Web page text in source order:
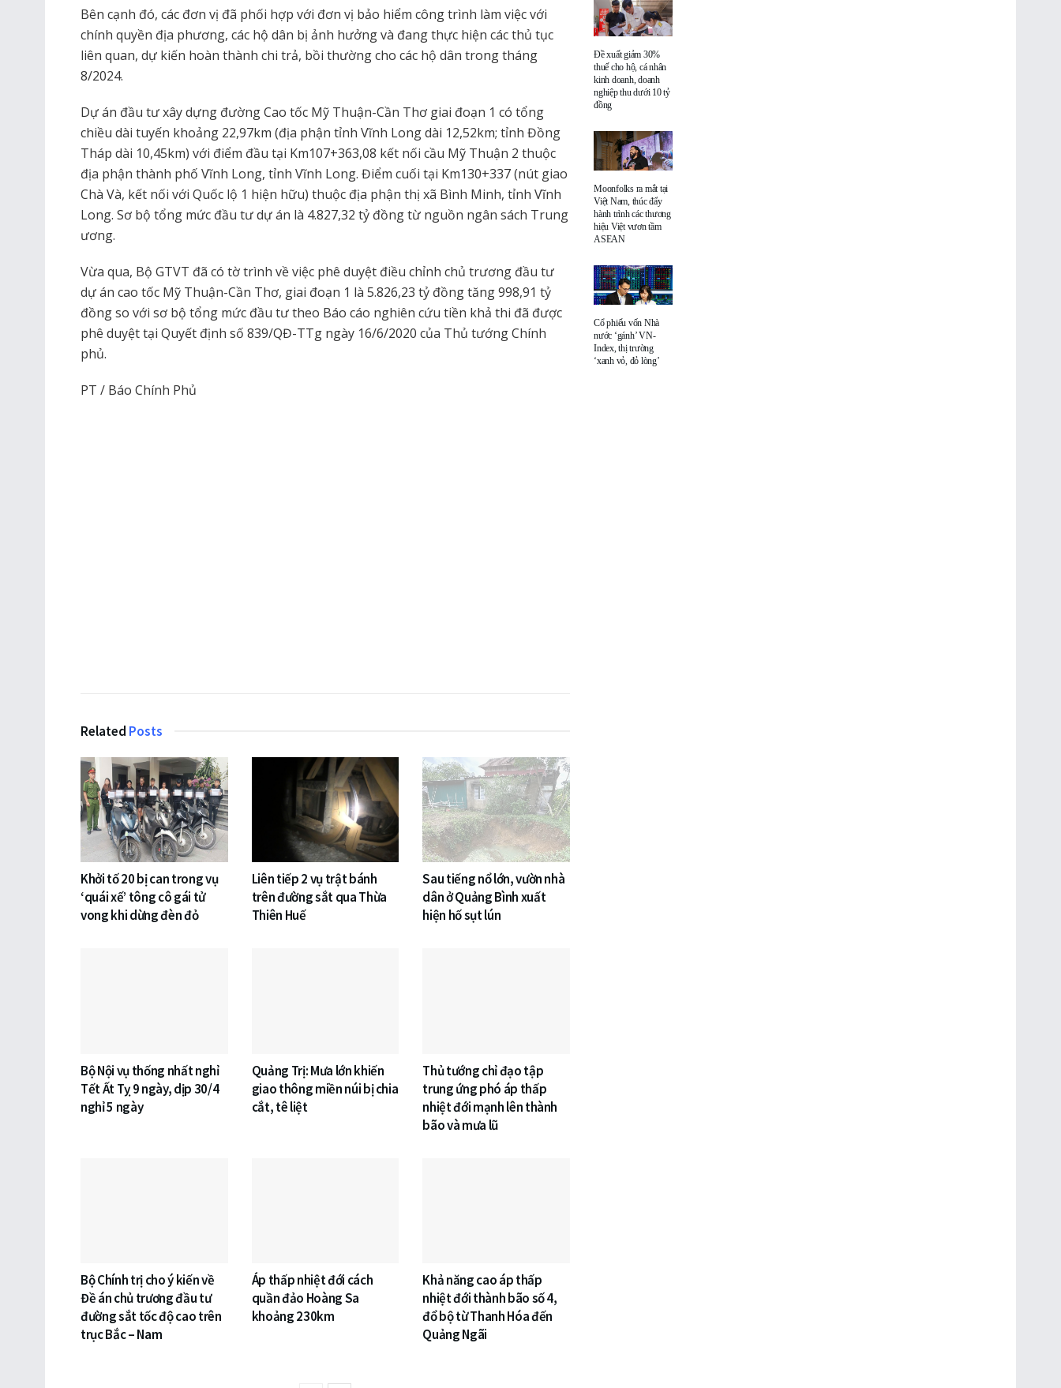
Bên cạnh đó, các đơn vị đã phối hợp với đơn vị bảo hiểm công trình làm việc với
chính quyền địa phương, các hộ dân bị ảnh hưởng và đang thực hiện các thủ tục
liên quan, dự kiến hoàn thành chi trả, bồi thường cho các hộ dân trong tháng
8/2024.
Dự án đầu tư xây dựng đường Cao tốc Mỹ Thuận-Cần Thơ giai đoạn 1 có tổng
chiều dài tuyến khoảng 22,97km (địa phận tỉnh Vĩnh Long dài 12,52km; tỉnh Đồng
Tháp dài 10,45km) với điểm đầu tại Km107+363,08 kết nối cầu Mỹ Thuận 2 thuộc
địa phận thành phố Vĩnh Long, tỉnh Vĩnh Long. Điểm cuối tại Km130+337 (nút giao
Chà Và, kết nối với Quốc lộ 1 hiện hữu) thuộc địa phận thị xã Bình Minh, tỉnh Vĩnh
Long. Sơ bộ tổng mức đầu tư dự án là 4.827,32 tỷ đồng từ nguồn ngân sách Trung
ương.
Vừa qua, Bộ GTVT đã có tờ trình về việc phê duyệt điều chỉnh chủ trương đầu tư
dự án cao tốc Mỹ Thuận-Cần Thơ, giai đoạn 1 là 5.826,23 tỷ đồng tăng 998,91 tỷ
đồng so với sơ bộ tổng mức đầu tư theo Báo cáo nghiên cứu tiền khả thi đã được
phê duyệt tại Quyết định số 839/QĐ-TTg ngày 16/6/2020 của Thủ tướng Chính
phủ.
PT / Báo Chính Phủ
Related Posts
Khởi tố 20 bị can trong vụ
‘quái xế’ tông cô gái tử
vong khi dừng đèn đỏ
Liên tiếp 2 vụ trật bánh
trên đường sắt qua Thừa
Thiên Huế
Sau tiếng nổ lớn, vườn nhà
dân ở Quảng Bình xuất
hiện hố sụt lún
Bộ Nội vụ thống nhất nghỉ
Tết Ất Tỵ 9 ngày, dịp 30/4
nghỉ 5 ngày
Quảng Trị: Mưa lớn khiến
giao thông miền núi bị chia
cắt, tê liệt
Thủ tướng chỉ đạo tập
trung ứng phó áp thấp
nhiệt đới mạnh lên thành
bão và mưa lũ
Bộ Chính trị cho ý kiến về
Đề án chủ trương đầu tư
đường sắt tốc độ cao trên
trục Bắc – Nam
Áp thấp nhiệt đới cách
quần đảo Hoàng Sa
khoảng 230km
Khả năng cao áp thấp
nhiệt đới thành bão số 4,
đổ bộ từ Thanh Hóa đến
Quảng Ngãi
Đề xuất giảm 30%
thuế cho hộ, cá nhân
kinh doanh, doanh
nghiệp thu dưới 10 tỷ
đồng
Moonfolks ra mắt tại
Việt Nam, thúc đẩy
hành trình các thương
hiệu Việt vươn tầm
ASEAN
Cổ phiếu vốn Nhà
nước ‘gánh’ VN-
Index, thị trường
‘xanh vỏ, đỏ lòng’